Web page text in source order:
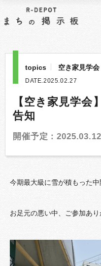
topics 空き家見学
DATE.2025.02.27
【空き家見学会
告知
開催予定：2025.03.12
今期最大級に雪が積もった中
お足元の悪い中、ご参加あり